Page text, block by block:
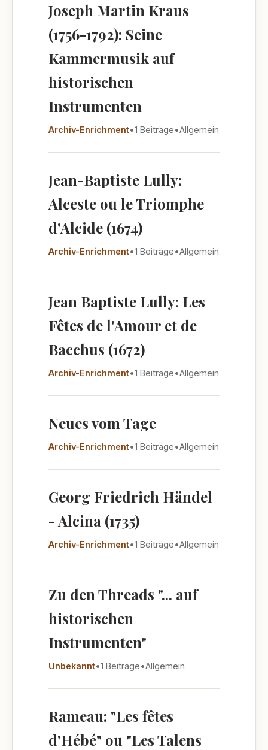
Joseph Martin Kraus
(1756-1792): Seine
Kammermusik auf
historischen
Instrumenten
Archiv-Enrichment•1 Beiträge•Allgemein
Jean-Baptiste Lully:
Alceste ou le Triomphe
d'Alcide (1674)
Archiv-Enrichment•1 Beiträge•Allgemein
Jean Baptiste Lully: Les
Fêtes de l'Amour et de
Bacchus (1672)
Archiv-Enrichment•1 Beiträge•Allgemein
Neues vom Tage
Archiv-Enrichment•1 Beiträge•Allgemein
Georg Friedrich Händel
- Alcina (1735)
Archiv-Enrichment•1 Beiträge•Allgemein
Zu den Threads "... auf
historischen
Instrumenten"
Unbekannt•1 Beiträge•Allgemein
Rameau: "Les fêtes
d'Hébé" ou "Les Talens